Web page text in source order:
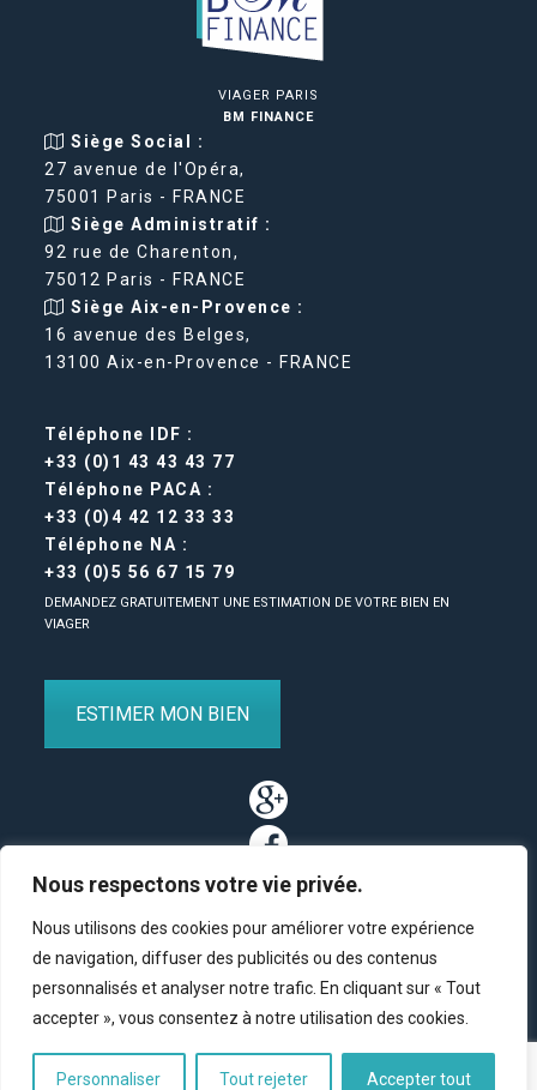
Nous respectons votre vie privée.
Nous utilisons des cookies pour améliorer votre expérience
de navigation, diffuser des publicités ou des contenus
personnalisés et analyser notre trafic. En cliquant sur « Tout
accepter », vous consentez à notre utilisation des cookies.
Personnaliser Tout rejeter Accepter tout
VIAGER PARIS
BM FINANCE
Siège Social :
27 avenue de l'Opéra,
75001 Paris - FRANCE
Siège Administratif :
92 rue de Charenton,
75012 Paris - FRANCE
Siège Aix-en-Provence :
16 avenue des Belges,
13100 Aix-en-Provence - FRANCE
Téléphone IDF :
+33 (0)1 43 43 43 77
Téléphone PACA :
+33 (0)4 42 12 33 33
Téléphone NA :
+33 (0)5 56 67 15 79
DEMANDEZ GRATUITEMENT UNE ESTIMATION DE VOTRE BIEN EN
VIAGER
ESTIMER MON BIEN
Partenaires/Plan du site/Mentions légales/Contact
© Copyright 2011-2020 BM Finance, tous droits réservés.